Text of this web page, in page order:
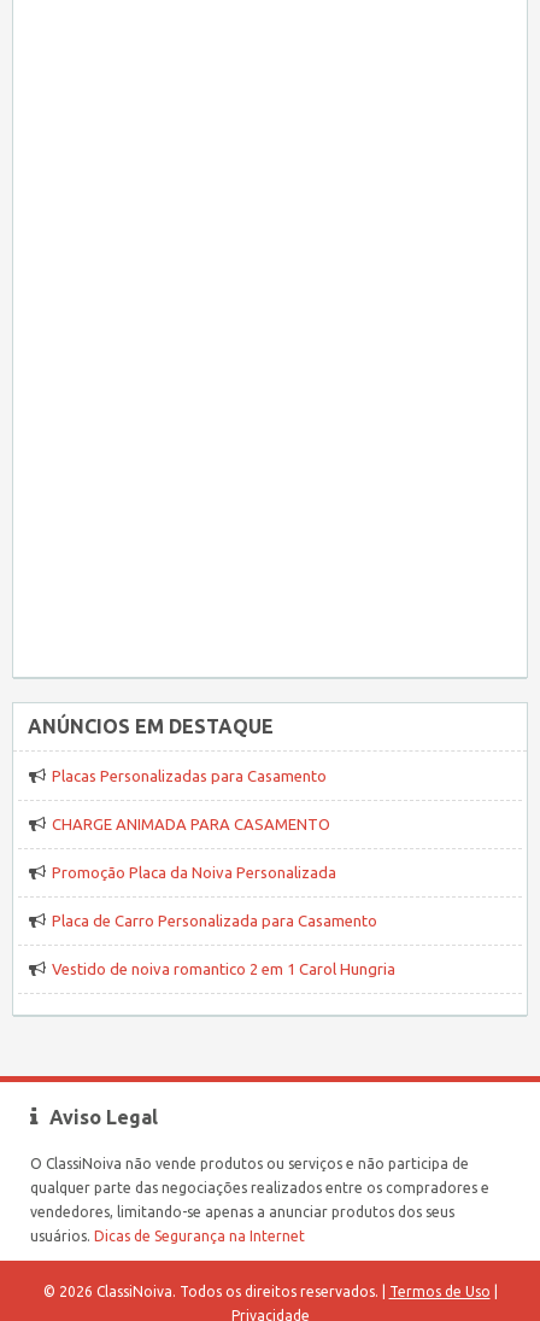
ANÚNCIOS EM DESTAQUE
Placas Personalizadas para Casamento
CHARGE ANIMADA PARA CASAMENTO
Promoção Placa da Noiva Personalizada
Placa de Carro Personalizada para Casamento
Vestido de noiva romantico 2 em 1 Carol Hungria
Aviso Legal
O ClassiNoiva não vende produtos ou serviços e não participa de
qualquer parte das negociações realizados entre os compradores e
vendedores, limitando-se apenas a anunciar produtos dos seus
usuários. Dicas de Segurança na Internet
© 2026 ClassiNoiva. Todos os direitos reservados. | Termos de Uso
Privacidade